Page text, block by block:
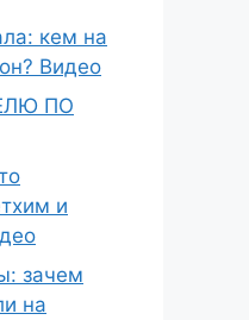
кем на
Видео
ПО
и
зачем
на